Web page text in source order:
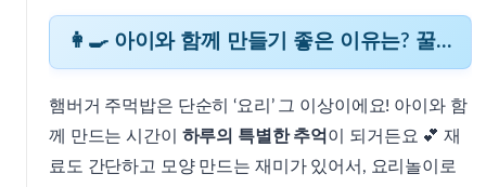
👩‍🍳 아이와 함께 만들기 좋은 이유는? 꿀팁 공개
햄버거 주먹밥은 단순히 ‘요리’ 그 이상이에요! 아이와 함
께 만드는 시간이 하루의 특별한 추억 이 되거든요 💕 재
료도 간단하고 모양 만드는 재미가 있어서, 요리놀이로